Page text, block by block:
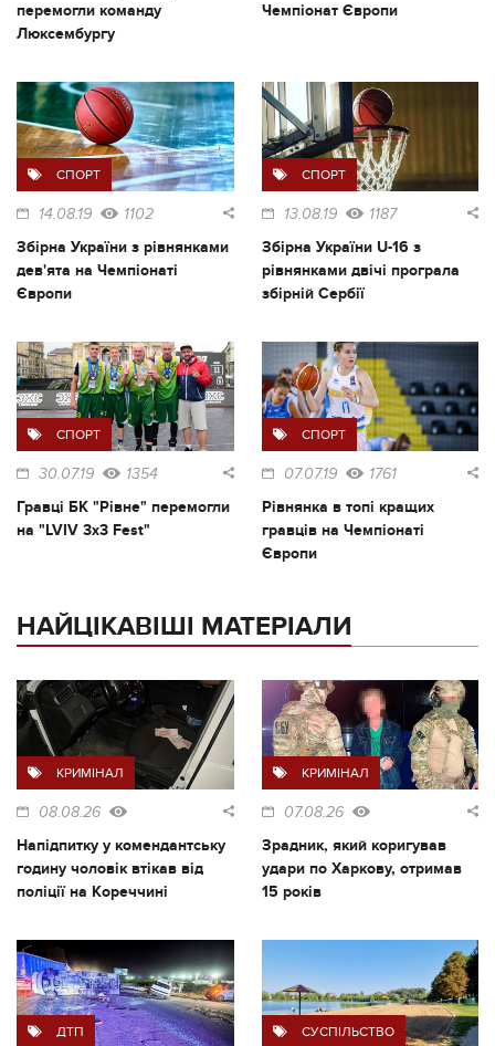
перемогли команду
Люксембургу
Чемпіонат Європи
СПОРТ
14.08.19 1102
Збірна України з рівнянками
дев'ята на Чемпіонаті
Європи
СПОРТ
13.08.19 1187
Збірна України U-16 з
рівнянками двічі програла
збірній Сербії
СПОРТ
30.07.19 1354
Гравці БК "Рівне" перемогли
на "LVIV 3x3 Fest"
СПОРТ
07.07.19 1761
Рівнянка в топі кращих
гравців на Чемпіонаті
Європи
НАЙЦІКАВІШІ МАТЕРІАЛИ
КРИМІНАЛ
08.08.26
Напідпитку у комендантську
годину чоловік втікав від
поліції на Кореччині
КРИМІНАЛ
07.08.26
Зрадник, який коригував
удари по Харкову, отримав
15 років
ДТП СУСПІЛЬСТВО